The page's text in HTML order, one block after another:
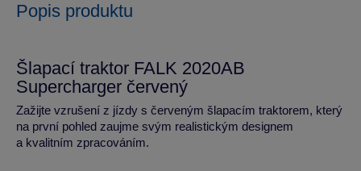
Popis produktu
Šlapací traktor FALK 2020AB
Supercharger červený
Zažijte vzrušení z jízdy s červeným šlapacím traktorem, který
na první pohled zaujme svým realistickým designem
a kvalitním zpracováním.